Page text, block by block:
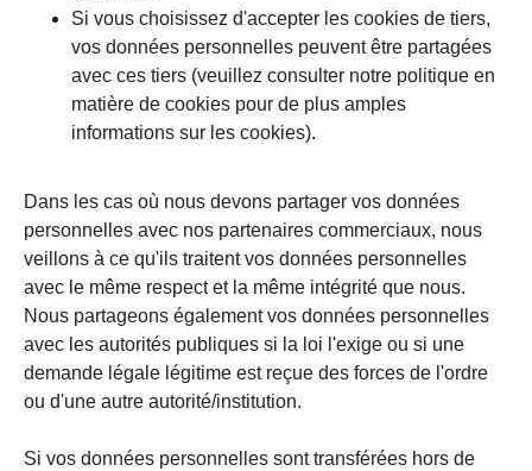
Si vous choisissez d'accepter les cookies de tiers,
vos données personnelles peuvent être partagées
avec ces tiers (veuillez consulter notre politique en
matière de cookies pour de plus amples
informations sur les cookies).
Dans les cas où nous devons partager vos données
personnelles avec nos partenaires commerciaux, nous
veillons à ce qu'ils traitent vos données personnelles
avec le même respect et la même intégrité que nous.
Nous partageons également vos données personnelles
avec les autorités publiques si la loi l'exige ou si une
demande légale légitime est reçue des forces de l'ordre
ou d'une autre autorité/institution.
Si vos données personnelles sont transférées hors de